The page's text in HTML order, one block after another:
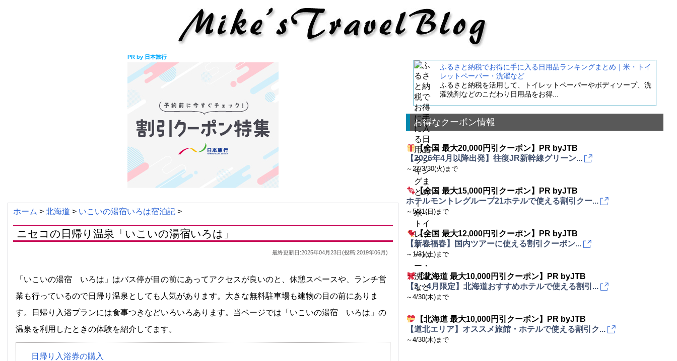
PR by 日本旅行
ホーム > 北海道 > いこいの湯宿いろは宿泊記 >
ニセコの日帰り温泉「いこいの湯宿いろは」
最終更新日:2025年04月23日(投稿:2019年06月)
「いこいの湯宿 いろは」はバス停が目の前にあってアクセスが良いのと、休憩スペースや、ランチ営
業も行っているので日帰り温泉としても人気があります。大きな無料駐車場も建物の目の前にありま
す。日帰り入浴プランには食事つきなどいろいろあります。当ページでは「いこいの湯宿 いろは」の
温泉を利用したときの体験を紹介してます。
日帰り入浴券の購入
ふるさと納税でお得に手に入る日用品ランキングまとめ｜米・トイ
レットペーパー・洗濯など
ふるさと納税を活用して、トイレットペーパーやボディソープ、洗
濯洗剤などのこだわり日用品をお得...
お得なクーポン情報
【全国 最大20,000円引クーポン】PR byJTB
【2026年4月以降出発】往復JR新幹線グリーン...
～27/3/30(火)まで
【全国 最大15,000円引クーポン】PR byJTB
ホテルモントレグループ21ホテルで使える割引クー...
～5/31(日)まで
【全国 最大12,000円引クーポン】PR byJTB
【新春福春】国内ツアーに使える割引クーポン...
～1/31(土)まで
【北海道 最大10,000円引クーポン】PR byJTB
【3・4月限定】北海道おすすめホテルで使える割引...
～4/30(木)まで
【北海道 最大10,000円引クーポン】PR byJTB
【道北エリア】オススメ旅館・ホテルで使える割引ク...
～4/30(木)まで